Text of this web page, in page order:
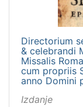
Directorium
& celebrandi
Missalis
cum propriis
anno Domini
Izdanje